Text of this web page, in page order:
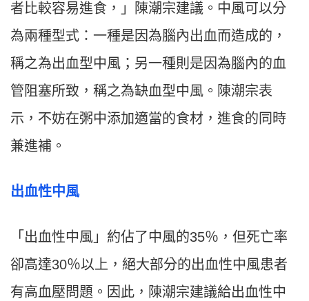
者比較容易進食，」陳潮宗建議。中風可以分
為兩種型式：一種是因為腦內出血而造成的，
稱之為出血型中風；另一種則是因為腦內的血
管阻塞所致，稱之為缺血型中風。陳潮宗表
示，不妨在粥中添加適當的食材，進食的同時
兼進補。
出血性中風
「出血性中風」約佔了中風的35％，但死亡率
卻高達30％以上，絕大部分的出血性中風患者
有高血壓問題。因此，陳潮宗建議給出血性中